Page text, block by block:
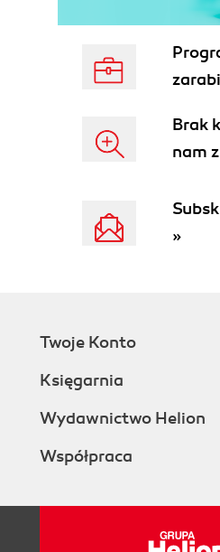
3.3.2.3.
Mechanisms
3.3.3.
3.3.3.1.
3.3.3.2.
Organizing
3.3.4.1.
Understand
3.4. Designing
3.4.2.1.
3.5. Maintaining
Brak
nam
»
Twoje Konto
Księgarnia
Wydawnictwo Helion
Współpraca